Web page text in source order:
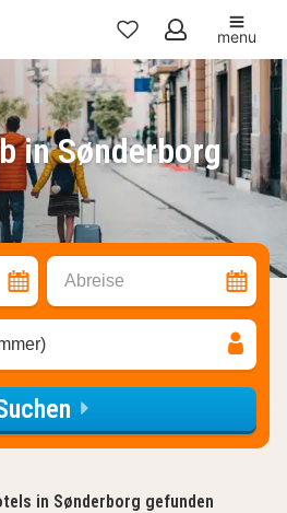
Meine
Favoriten
menu
in Sønderborg
Abreise
in Sønderborg gefunden